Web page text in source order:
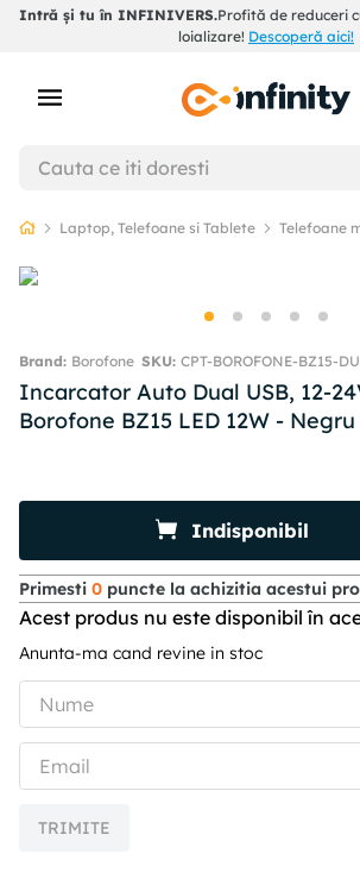
Intră și tu în INFINIVERS.Profită de reduceri
loializare! Descoperă aici!
Laptop, Telefoane si Tablete Telefoane
Borofone SKU: CPT-BOROFONE-BZ15-
Incarcator Auto Dual USB, 12-
Borofone BZ15 LED 12W - Negru
Indisponibil
Primesti 0 puncte la achizitia acestui
Acest produs nu este disponibil în
Anunta-ma cand revine in stoc
TRIMITE